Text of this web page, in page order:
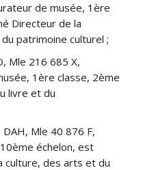
de musée, 1ère
Directeur de la
patrimoine culturel ;
Mle 216 685 X,
1ère classe, 2ème
livre et du
Mle 40 876 F,
échelon, est
culture, des arts et du